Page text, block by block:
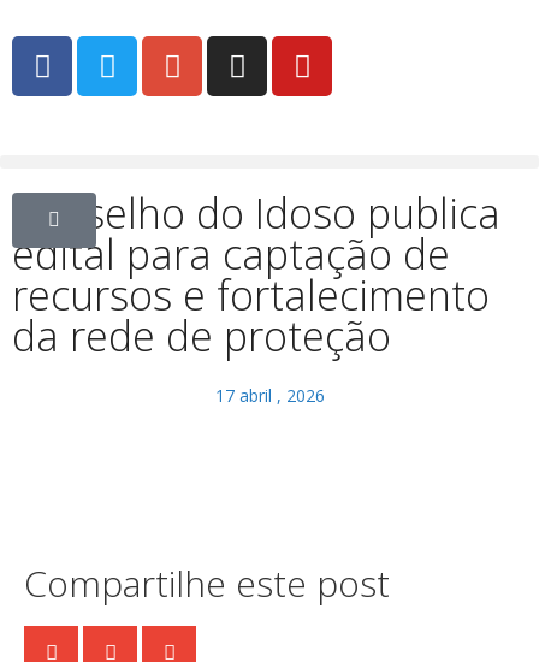
Conselho do Idoso publica
edital para captação de
recursos e fortalecimento
da rede de proteção
17 abril , 2026
Compartilhe este post